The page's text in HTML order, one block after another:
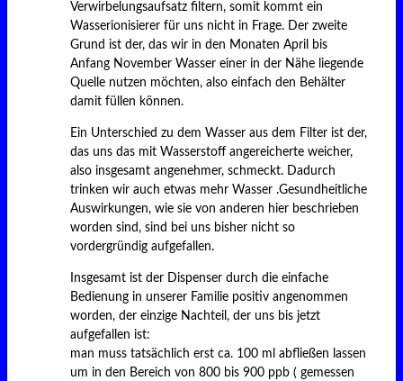
Verwirbelungsaufsatz filtern, somit kommt ein
Wasserionisierer für uns nicht in Frage. Der zweite
Grund ist der, das wir in den Monaten April bis
Anfang November Wasser einer in der Nähe liegende
Quelle nutzen möchten, also einfach den Behälter
damit füllen können.
Ein Unterschied zu dem Wasser aus dem Filter ist der,
das uns das mit Wasserstoff angereicherte weicher,
also insgesamt angenehmer, schmeckt. Dadurch
trinken wir auch etwas mehr Wasser .Gesundheitliche
Auswirkungen, wie sie von anderen hier beschrieben
worden sind, sind bei uns bisher nicht so
vordergründig aufgefallen.
Insgesamt ist der Dispenser durch die einfache
Bedienung in unserer Familie positiv angenommen
worden, der einzige Nachteil, der uns bis jetzt
aufgefallen ist:
man muss tatsächlich erst ca. 100 ml abfließen lassen
um in den Bereich von 800 bis 900 ppb ( gemessen